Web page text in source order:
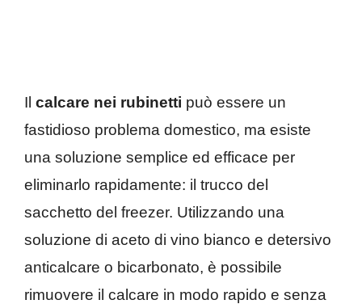
Il calcare nei rubinetti può essere un
fastidioso problema domestico, ma esiste
una soluzione semplice ed efficace per
eliminarlo rapidamente: il trucco del
sacchetto del freezer. Utilizzando una
soluzione di aceto di vino bianco e detersivo
anticalcare o bicarbonato, è possibile
rimuovere il calcare in modo rapido e senza